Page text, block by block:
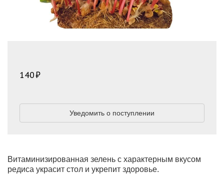
Витаминизированная зелень с характерным вкусом
редиса украсит стол и укрепит здоровье.
140
Уведомить о поступлении